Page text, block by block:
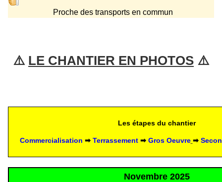
Proche des transports en commun
⚠️ LE CHANTIER EN PHOTOS ⚠️
Les étapes du chantier
Commercialisation ➡ Terrassement ➡ Gros Oeuvre ➡
Novembre 2025